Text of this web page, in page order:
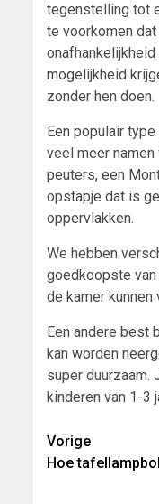
tegenstelling tot
te voorkomen
mogelijkheid
zonder hen doen.
Een populair
veel meer
peuters, een
opstapje dat is
oppervlakken.
We hebben
goedkoopste
de kamer
Een andere best
kan worden
super duurzaam.
kinderen van 1-3
Bericht
Vorige
Hoe